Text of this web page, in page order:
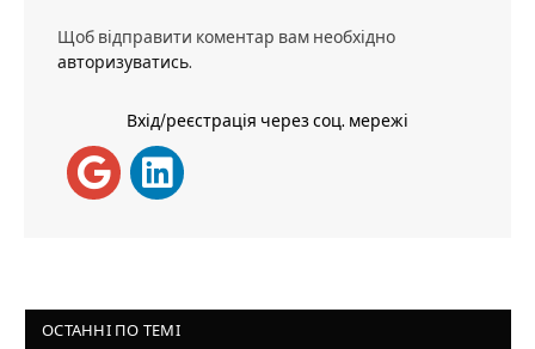
Щоб відправити коментар вам необхідно
авторизуватись.
Вхід/реєстрація через соц. мережі
ОСТАННІ ПО ТЕМІ